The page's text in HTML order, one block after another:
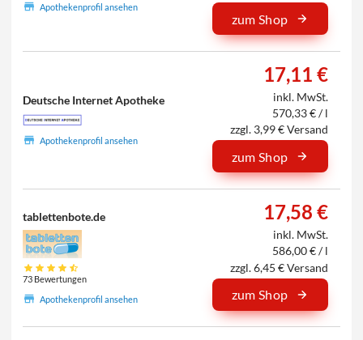
Apothekenprofil ansehen
zum Shop
Deutsche Internet Apotheke
Apothekenprofil ansehen
17,11 €
inkl. MwSt.
570,33 € / l
zzgl. 3,99 € Versand
zum Shop
tablettenbote.de
73 Bewertungen
Apothekenprofil ansehen
17,58 €
inkl. MwSt.
586,00 € / l
zzgl. 6,45 € Versand
zum Shop